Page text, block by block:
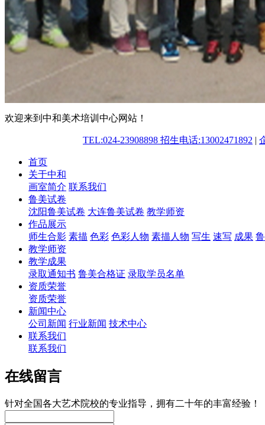
欢迎来到中和美术培训中心网站！
TEL:024-23908898 招生电话:13002471892 |
首页
关于中和
画室简介 联系我们
鲁美试卷
沈阳鲁美试卷 大连鲁美试卷 教学师资
作品展示
师生合影 素描 色彩 色彩人物 素描人物 写生 速写 成果
教学师资
教学成果
录取通知书 鲁美合格证 录取学员名单
资质荣誉
资质荣誉
新闻中心
公司新闻 行业新闻 技术中心
联系我们
联系我们
在线留言
针对全国各大艺术院校的专业指导，拥有二十年的丰富经验！